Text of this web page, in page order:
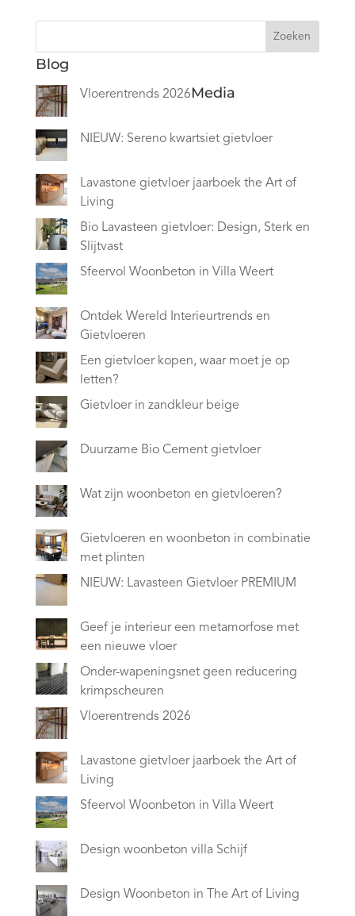
Zoeken
Blog
Vloerentrends 2026
NIEUW: Sereno kwartsiet gietvloer
Lavastone gietvloer jaarboek the Art of
Living
Bio Lavasteen gietvloer: Design, Sterk en
Slijtvast
Sfeervol Woonbeton in Villa Weert
Ontdek Wereld Interieurtrends en
Gietvloeren
Een gietvloer kopen, waar moet je op
letten?
Gietvloer in zandkleur beige
Duurzame Bio Cement gietvloer
Wat zijn woonbeton en gietvloeren?
Gietvloeren en woonbeton in combinatie
met plinten
NIEUW: Lavasteen Gietvloer PREMIUM
Geef je interieur een metamorfose met
een nieuwe vloer
Onder-wapeningsnet geen reducering
krimpscheuren
Media
Vloerentrends 2026
Lavastone gietvloer jaarboek the Art of
Living
Sfeervol Woonbeton in Villa Weert
Design woonbeton villa Schijf
Design Woonbeton in The Art of Living